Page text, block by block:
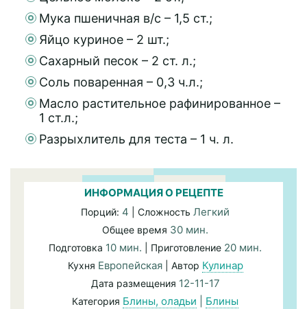
Мука пшеничная в/с – 1,5 ст.;
Яйцо куриное – 2 шт.;
Сахарный песок – 2 ст. л.;
Соль поваренная – 0,3 ч.л.;
Масло растительное рафинированное –
1 ст.л.;
Разрыхлитель для теста – 1 ч. л.
ИНФОРМАЦИЯ О РЕЦЕПТЕ
Порций: 4 | Сложность Легкий
Общее время 30 мин.
Подготовка 10 мин. | Приготовление 20 мин.
Кухня Европейская| Автор Кулинар
Дата размещения 12-11-17
Категория Блины, оладьи Блины